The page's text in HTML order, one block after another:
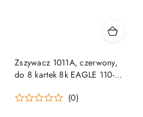
Zszywacz 1011A, czerwony,
do 8 kartek 8k EAGLE 110-
(0)